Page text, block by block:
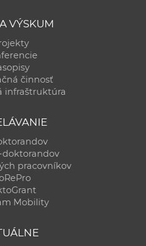
VÝSKUM
činnosť
infraštruktúra
doktorandov
pracovníkov
Mobility